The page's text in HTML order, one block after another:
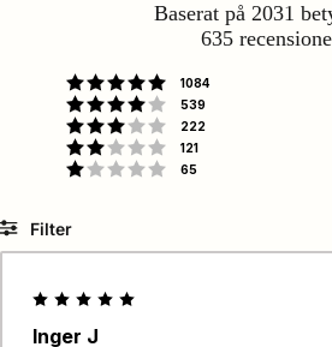
Betyg: 5 utav 5 stjärnor
1084
Betyg: 4 utav 5 stjärnor
539
Betyg: 3 utav 5 stjärnor
222
Betyg: 2 utav 5 stjärnor
121
Betyg: 1 utav 5 stjärnor
65
5
Baserat på 2031
635
Filter
Recensionsförfattare:
Inger J